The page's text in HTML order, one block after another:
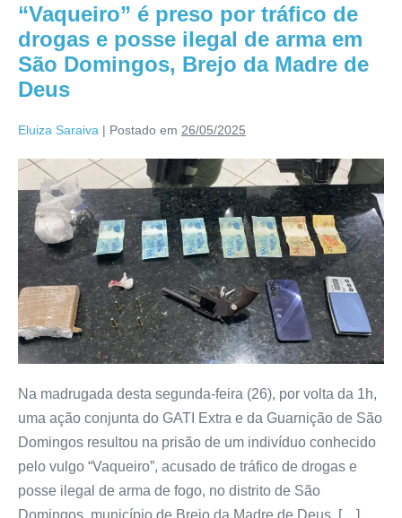
“Vaqueiro” é preso por tráfico de
drogas e posse ilegal de arma em
São Domingos, Brejo da Madre de
Deus
Eluiza Saraiva | Postado em 26/05/2025
Na madrugada desta segunda-feira (26), por volta da 1h,
uma ação conjunta do GATI Extra e da Guarnição de São
Domingos resultou na prisão de um indivíduo conhecido
pelo vulgo “Vaqueiro”, acusado de tráfico de drogas e
posse ilegal de arma de fogo, no distrito de São